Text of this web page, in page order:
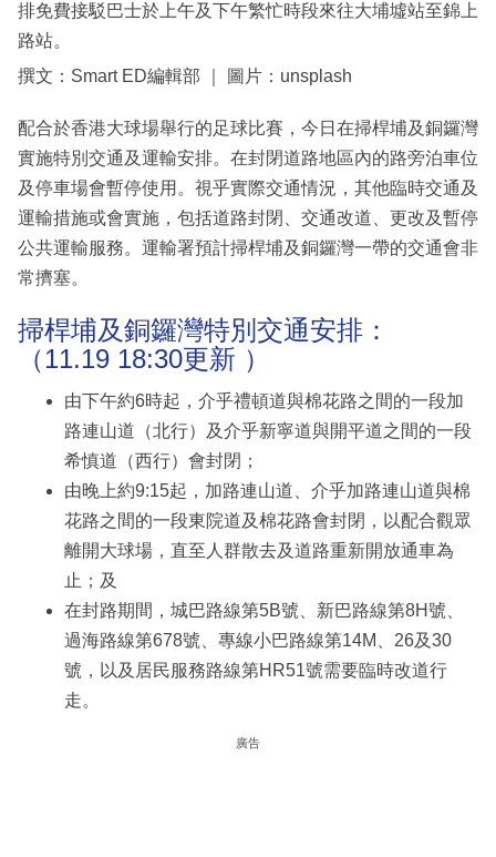
排免費接駁巴士於上午及下午繁忙時段來往大埔墟站至錦上
路站。
撰文：Smart ED編輯部 ｜ 圖片：unsplash
配合於香港大球場舉行的足球比賽，今日在掃桿埔及銅鑼灣
實施特別交通及運輸安排。在封閉道路地區內的路旁泊車位
及停車場會暫停使用。視乎實際交通情況，其他臨時交通及
運輸措施或會實施，包括道路封閉、交通改道、更改及暫停
公共運輸服務。運輸署預計掃桿埔及銅鑼灣一帶的交通會非
常擠塞。
掃桿埔及銅鑼灣特別交通安排：
（11.19 18:30更新 ）
由下午約6時起，介乎禮頓道與棉花路之間的一段加
路連山道（北行）及介乎新寧道與開平道之間的一段
希慎道（西行）會封閉；
由晚上約9:15起，加路連山道、介乎加路連山道與棉
花路之間的一段東院道及棉花路會封閉，以配合觀眾
離開大球場，直至人群散去及道路重新開放通車為
止；及
在封路期間，城巴路線第5B號、新巴路線第8H號、
過海路線第678號、專線小巴路線第14M、26及30
號，以及居民服務路線第HR51號需要臨時改道行
走。
廣告